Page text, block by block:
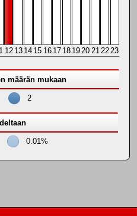
12 13 14 15 16 17 18 1920 212223
määrän mukaan
2
0.01%